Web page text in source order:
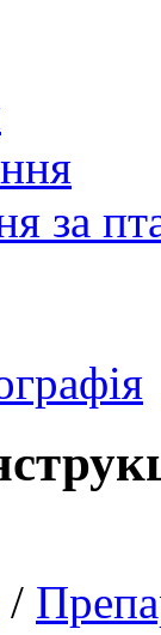
за
/